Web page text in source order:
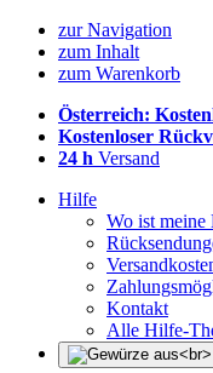
zur Navigation
zum Inhalt
zum Warenkorb
Österreich:
Kostenloser
24 h Versand
Hilfe
Wo ist meine
Kontakt
Alle Hilfe-